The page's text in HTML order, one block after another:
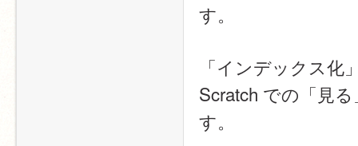
す。
「インデックス
Scratch での「見
す。